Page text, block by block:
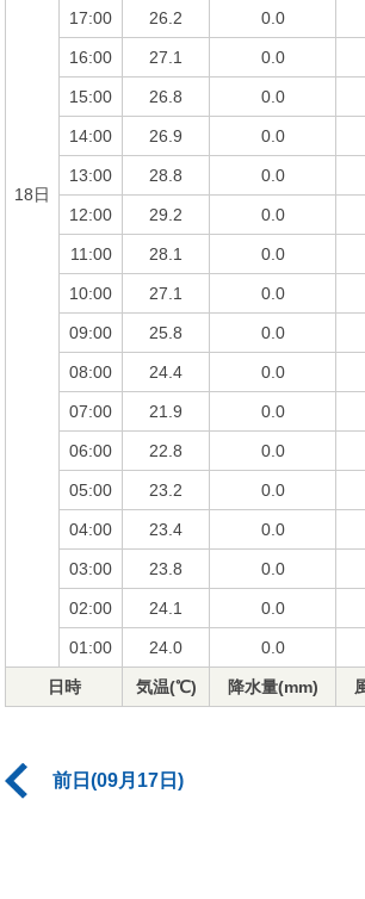
18日
17:00 26.2 0.0
16:00 27.1 0.0
15:00 26.8 0.0
14:00 26.9 0.0
13:00 28.8 0.0
12:00 29.2 0.0
11:00 28.1 0.0
10:00 27.1 0.0
09:00 25.8 0.0
08:00 24.4 0.0
07:00 21.9 0.0
06:00 22.8 0.0
05:00 23.2 0.0
04:00 23.4 0.0
03:00 23.8 0.0
02:00 24.1 0.0
01:00 24.0 0.0
日時 気温(℃) 降水量(mm)
前日(09月17日)